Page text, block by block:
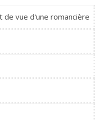
de vue d'une romancière